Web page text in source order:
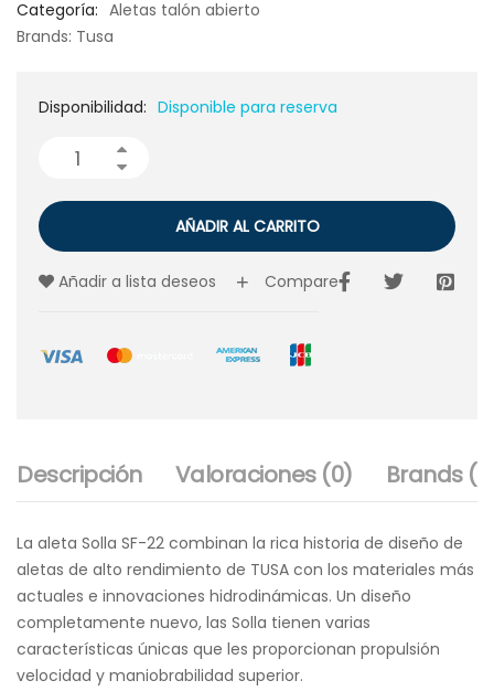
Categoría: Aletas talón abierto
Brands: Tusa
Disponibilidad: Disponible para reserva
AÑADIR AL CARRITO
Añadir a lista deseos Compare
Descripción Valoraciones (0) Brands (1)
La aleta Solla SF-22 combinan la rica historia de diseño de
aletas de alto rendimiento de TUSA con los materiales más
actuales e innovaciones hidrodinámicas. Un diseño
completamente nuevo, las Solla tienen varias
características únicas que les proporcionan propulsión
velocidad y maniobrabilidad superior.